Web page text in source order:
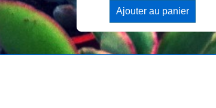
Ajouter au panier